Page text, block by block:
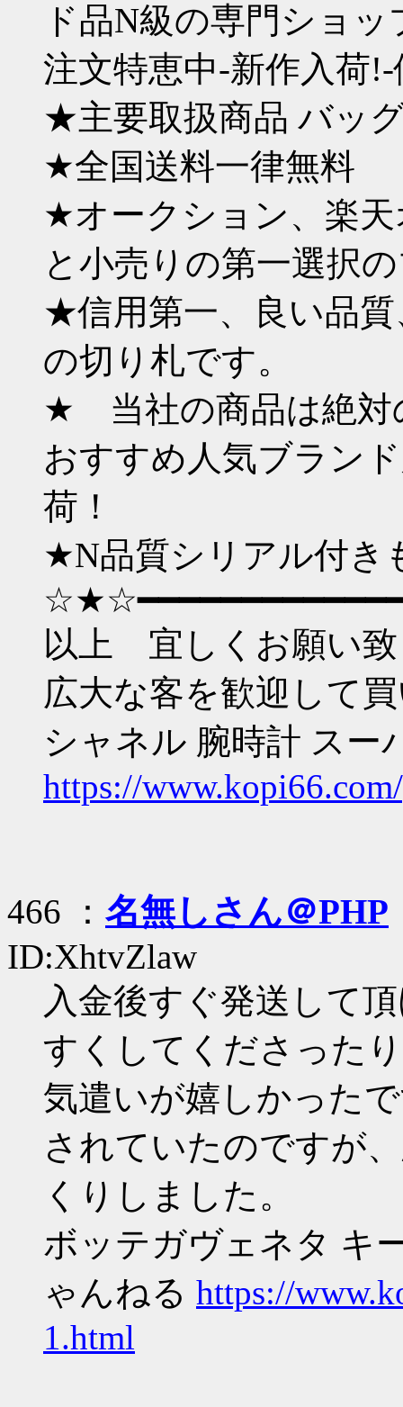
ド品N級の専門ショ
注文特恵中-新作入荷
★主要取扱商品 バッ
★全国送料一律無料
★オークション、楽
と小売りの第一選択
★信用第一、良い品
の切り札です。
★ 当社の商品は絶対
おすすめ人気ブラン
荷！
★N品質シリアル付
以上 宜しくお願い致
広大な客を歓迎して
シャネル 腕時計 スー
https://
466 ： 名無しさん＠PHP
ID:XhtvZlaw
入金後すぐ発送して
すくしてくださった
気遣いが嬉しかった
されていたのですが
くりしました。
ボッテガヴェネタ キ
ゃんねる https://
1.html